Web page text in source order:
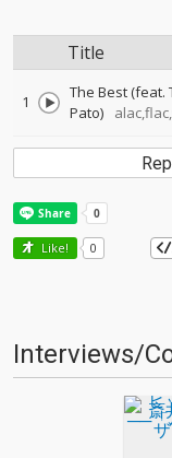
Title
1
The Best (feat.
Pato)
Like! 0
Interviews/